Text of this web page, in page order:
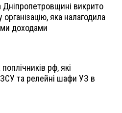
викрито
яка налагодила
доходами
рф, які
та релейні шафи УЗ в